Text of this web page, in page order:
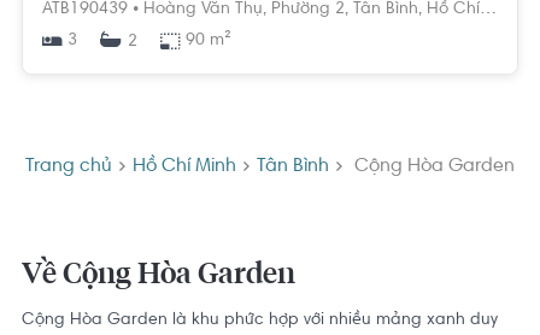
ATB190439 • Hoàng Văn Thụ, Phường 2, Tân Bình, Hồ Chí Minh
3
2 90 m²
Trang chủ Hồ Chí Minh Tân Bình Cộng Hòa Garden
Về Cộng Hòa Garden
Cộng Hòa Garden là khu phức hợp với nhiều mảng xanh duy